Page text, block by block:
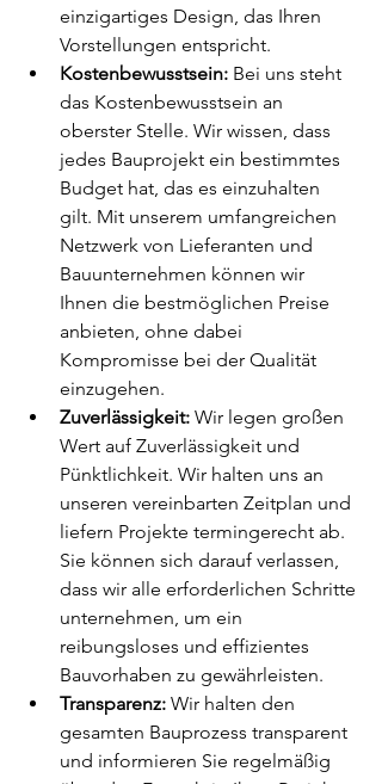
einzigartiges Design, das Ihren
Vorstellungen entspricht.
Kostenbewusstsein: Bei uns steht
das Kostenbewusstsein an
oberster Stelle. Wir wissen, dass
jedes Bauprojekt ein bestimmtes
Budget hat, das es einzuhalten
gilt. Mit unserem umfangreichen
Netzwerk von Lieferanten und
Bauunternehmen können wir
Ihnen die bestmöglichen Preise
anbieten, ohne dabei
Kompromisse bei der Qualität
einzugehen.
Zuverlässigkeit: Wir legen großen
Wert auf Zuverlässigkeit und
Pünktlichkeit. Wir halten uns an
unseren vereinbarten Zeitplan und
liefern Projekte termingerecht ab.
Sie können sich darauf verlassen,
dass wir alle erforderlichen Schritte
unternehmen, um ein
reibungsloses und effizientes
Bauvorhaben zu gewährleisten.
Transparenz: Wir halten den
gesamten Bauprozess transparent
und informieren Sie regelmäßig